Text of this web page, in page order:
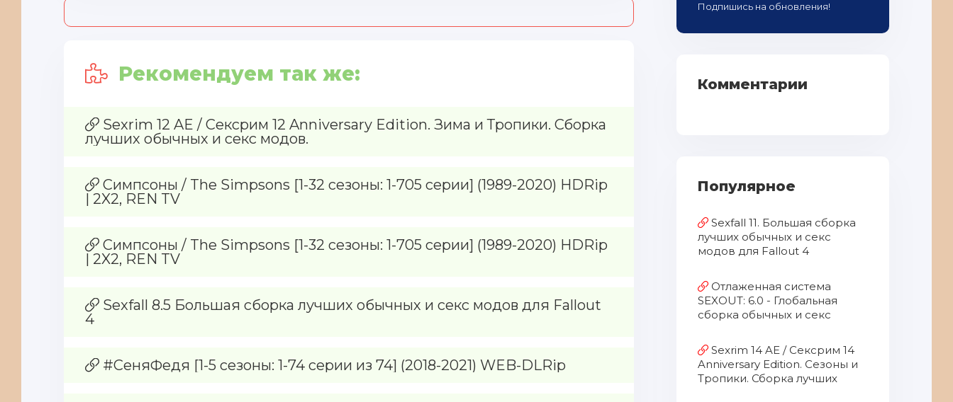
Рекомендуем так же:
Sexrim 12 AE / Сексрим 12 Anniversary Edition. Зима и Тропики. Сборка
лучших обычных и секс модов.
Симпсоны / The Simpsons [1-32 сезоны: 1-705 серии] (1989-2020) HDRip
| 2X2, REN TV
Симпсоны / The Simpsons [1-32 сезоны: 1-705 серии] (1989-2020) HDRip
| 2X2, REN TV
Sexfall 8.5 Большая сборка лучших обычных и секс модов для Fallout
4
#СеняФедя [1-5 сезоны: 1-74 серии из 74] (2018-2021) WEB-DLRip
Подпишись на обновления!
Комментарии
Популярное
Sexfall 11. Большая сборка
лучших обычных и секс
модов для Fallout 4
Отлаженная система
SEXOUT: 6.0 - Глобальная
сборка обычных и секс
[v7.10.2019] (2019) PC | MOD
[18+]
Sexrim 14 AE / Сексрим 14
Anniversary Edition. Сезоны и
Тропики. Сборка лучших